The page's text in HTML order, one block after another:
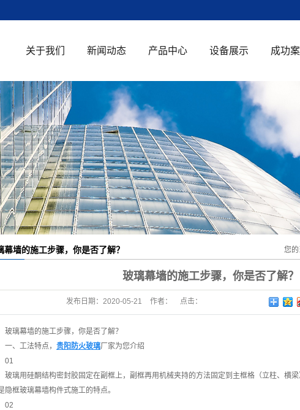
关于我们
公司简介
荣誉资质
新闻动态
公司新闻
行业新闻
知识百科
产品中心
中空玻璃
超白玻璃
单向透视玻璃
防火玻璃
夹胶玻璃
设备展示 成功
幕墙的施工步骤，你是否了解？ 您的
玻璃幕墙的施工步骤，你是否了解？
发布日期： 2020-05-21 作者： 点击：
玻璃幕墙的施工步骤，你是否了解？
一、工法特点， 贵阳防火玻璃厂家为您介绍
01
玻璃用硅酮结构密封胶固定在副框上，副框再用机械夹持的方法固定到主框格（立柱、横
隐框玻璃幕墙构件式施工的特点。
02